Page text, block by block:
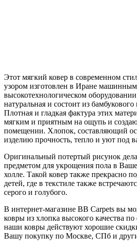
Этот мягкий ковер в современном
узором изготовлен в Иране
высокотехнологическом
натуральная и состоит из
Плотная и гладкая фактура этих
мягким и приятным на ощупь и
помещении. Хлопок, составляющий
изделию прочность, тепло и уют под
Оригинальный потертый рисунок
предметом для укрощения пола в
холле. Такой ковер также прекрасно
детей, где в текстиле также
серого и голубого.
В интернет-магазине BB Carpets вы
ковры из хлопка высокого качества
наши ковры действуют хорошие
Вашу покупку по Москве, СПб и